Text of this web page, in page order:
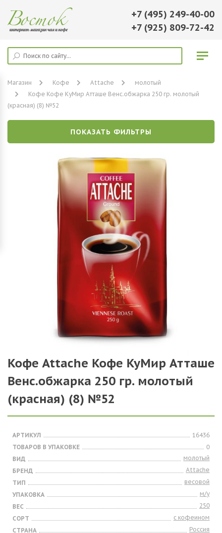
+7 (495) 249-40-00
+7 (925) 809-72-42
Магазин Кофе Attache
молотый
Кофе Кофе КуМир Атташе Венс.обжарка 250 гр. молотый
(красная) (8) №52
ПОКАЗАТЬ ФИЛЬТРЫ
Кофе Attache Кофе КуМир Атташе
Венс.обжарка 250 гр. молотый
(красная) (8) №52
АРТИКУЛ
16436
ТОВАРОВ В УПАКОВКЕ
0
ВИД
молотый
БРЕНД
Attache
ТИП
весовой
УПАКОВКА
м/у
ВЕС
250
СОРТ
с кофеином
СТРАНА
Россия